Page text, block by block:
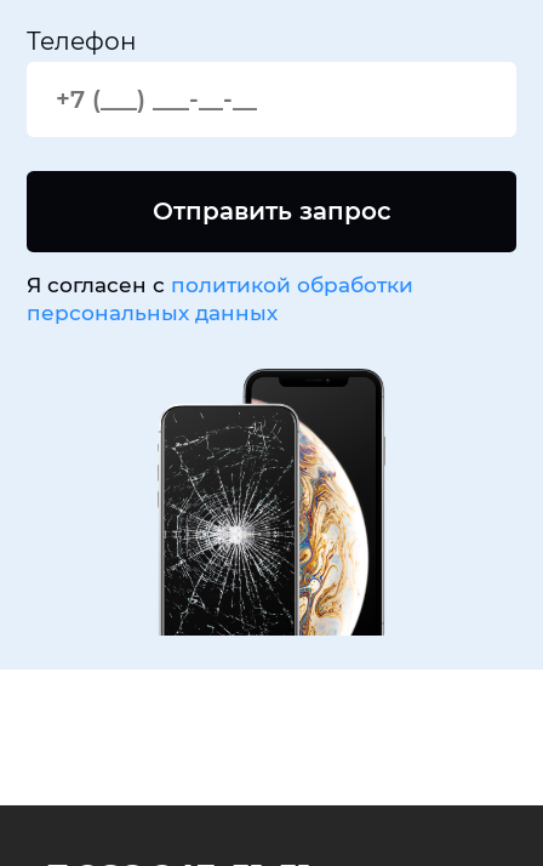
Телефон
Отправить запрос
Я согласен с политикой обработки
персональных данных